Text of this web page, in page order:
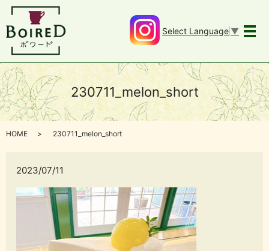
メ
Select Language ▼
230711_melon_short
HOME 230711_melon_short
2023/07/11